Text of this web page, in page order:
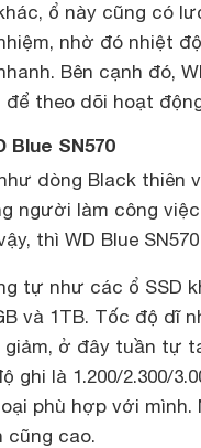
ổ này cũng có
nhờ đó nhiệt
Bên cạnh đó,
để theo dõi hoạt
Blue SN570
dòng Black thiên
người làm công
thì WD Blue
tự như các ổ SSD
và 1TB. Tốc độ dĩ
giảm, ở đây tuần tự
ghi là 1.200/2.300/
phù hợp với mình.
cũng cao.